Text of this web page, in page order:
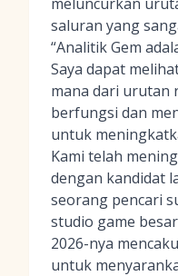
saluran yang
“Analitik Gem
Saya dapat
mana dari urutan
berfungsi dan
untuk
Kami telah
dengan kandidat
seorang pencari
studio game
2026-nya
untuk